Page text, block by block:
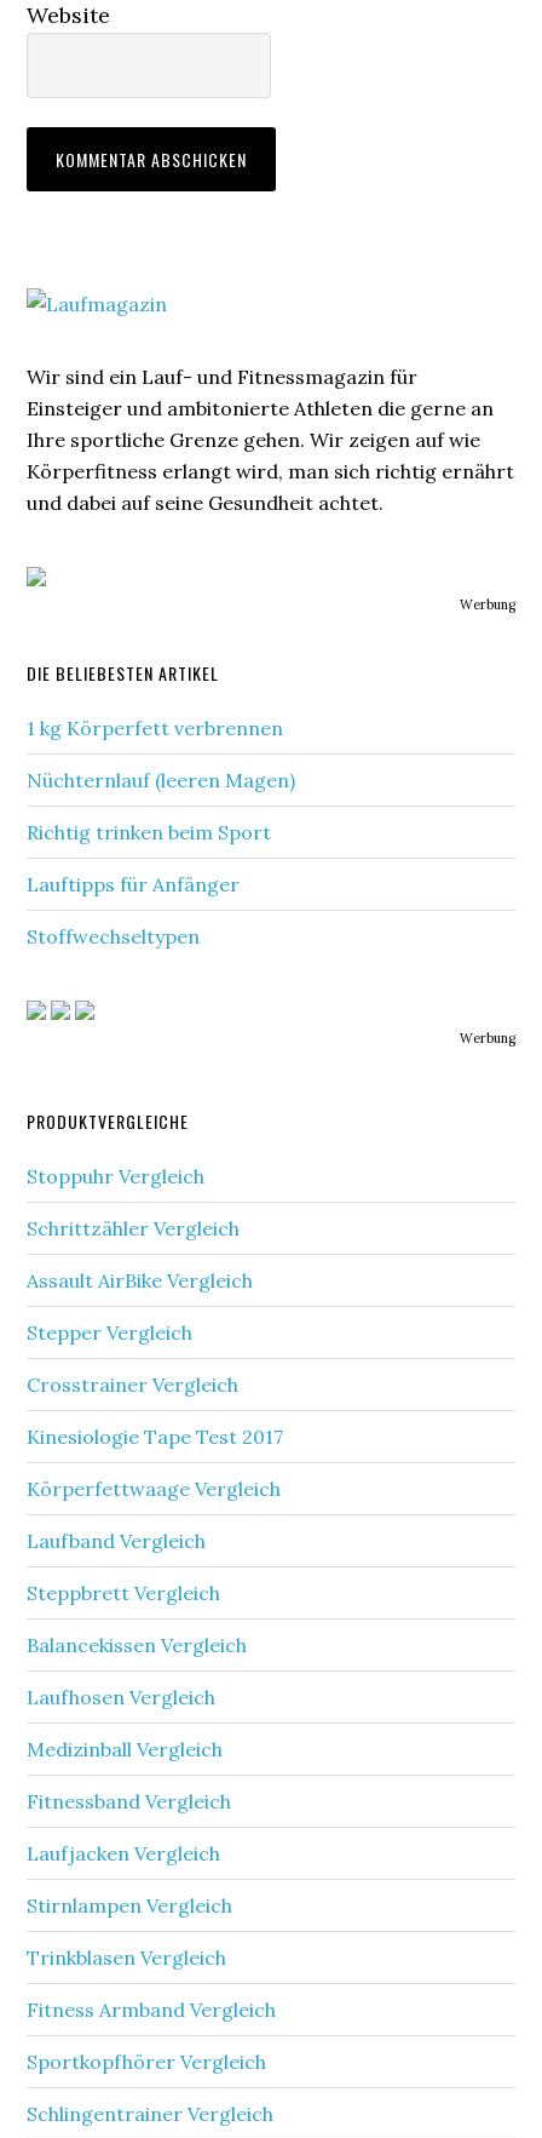
Website
Wir sind ein Lauf- und Fitnessmagazin für
Einsteiger und ambitonierte Athleten die gerne an
Ihre sportliche Grenze gehen. Wir zeigen auf wie
Körperfitness erlangt wird, man sich richtig ernährt
und dabei auf seine Gesundheit achtet.
Werbung
DIE BELIEBESTEN ARTIKEL
1 kg Körperfett verbrennen
Nüchternlauf (leeren Magen)
Richtig trinken beim Sport
Lauftipps für Anfänger
Stoffwechseltypen
Werbung
PRODUKTVERGLEICHE
Stoppuhr Vergleich
Schrittzähler Vergleich
Assault AirBike Vergleich
Stepper Vergleich
Crosstrainer Vergleich
Kinesiologie Tape Test 2017
Körperfettwaage Vergleich
Laufband Vergleich
Steppbrett Vergleich
Balancekissen Vergleich
Laufhosen Vergleich
Medizinball Vergleich
Fitnessband Vergleich
Laufjacken Vergleich
Stirnlampen Vergleich
Trinkblasen Vergleich
Fitness Armband Vergleich
Sportkopfhörer Vergleich
Schlingentrainer Vergleich